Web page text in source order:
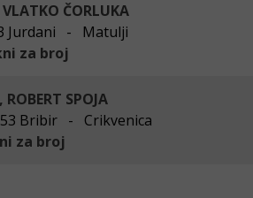
ČORLUKA
Jurdani - Matulji
za broj
SPOJA
Bribir - Crikvenica
za broj